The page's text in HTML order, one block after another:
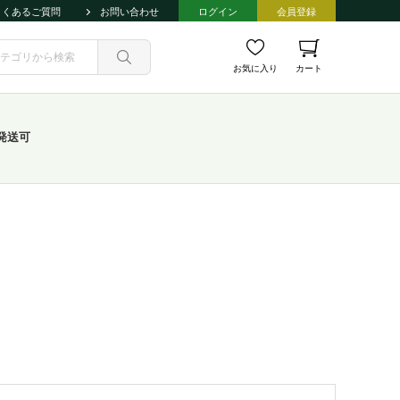
くあるご質問 お問い合わせ ログイン 会員登録
お気に入り カート
送可